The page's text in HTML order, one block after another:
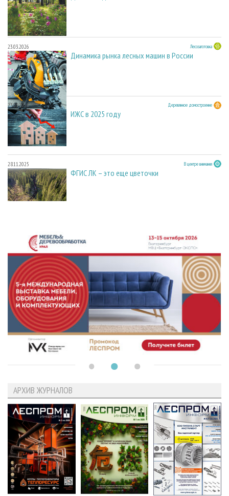
23.03.2026 Лесозаготовка
Динамика рынка лесных машин в России
23.03.2026 Деревянное домостроение
ИЖС в 2025 году
28.11.2025 В центре внимания
ФГИС ЛК – это еще цветочки
АРХИВ ЖУРНАЛОВ